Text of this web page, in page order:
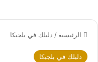
الرئيسية / دليلك في بلجيكا
دليلك في بلجيكا